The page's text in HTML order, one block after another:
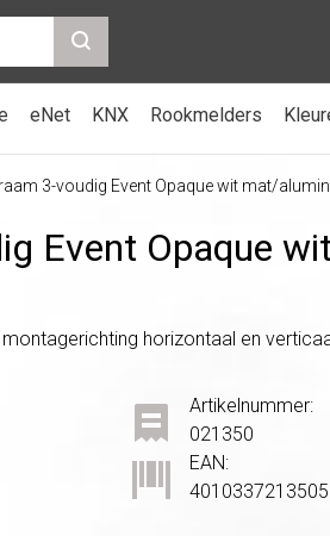
eNet KNX Rookmelders
3-voudig Event Opaque wit mat/
Event Opaque
horizontaal en
Artikelnummer:
021350
EAN:
4010337213505